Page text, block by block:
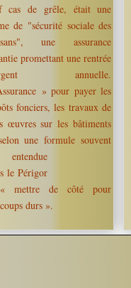
cas de grêle, était une
de "sécurité sociale des
une assurance
promettant une rentrée
annuelle.
» pour payer les
fonciers, les travaux de
œuvres sur les bâtiments
une formule souvent
le Périgor
mettre de côté pour
durs ».